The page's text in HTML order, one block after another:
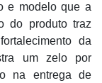
e modelo que a
do produto traz
da
um zelo por
na entrega de